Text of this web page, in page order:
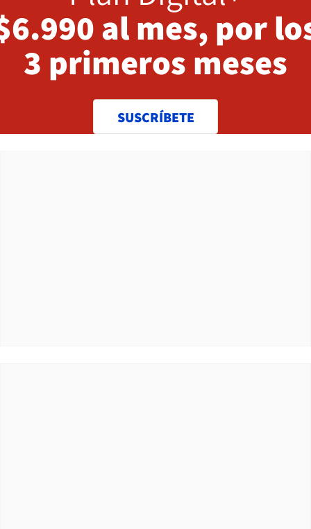
al mes, por
3 primeros meses
SUSCRÍBETE